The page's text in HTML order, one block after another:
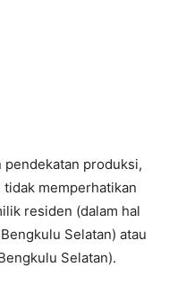
pendekatan produksi,
memperhatikan
residen (dalam hal
Selatan) atau
Selatan).